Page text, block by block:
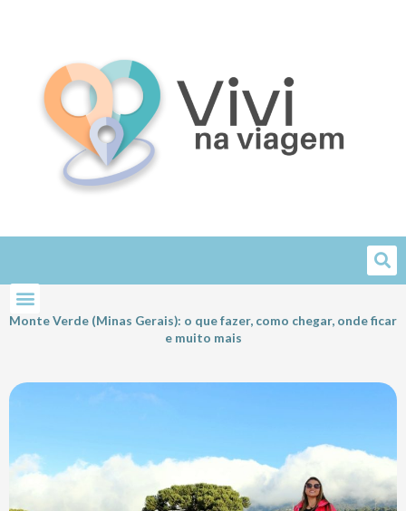
Monte Verde (Minas Gerais): o que fazer, como chegar, onde ficar
e muito mais